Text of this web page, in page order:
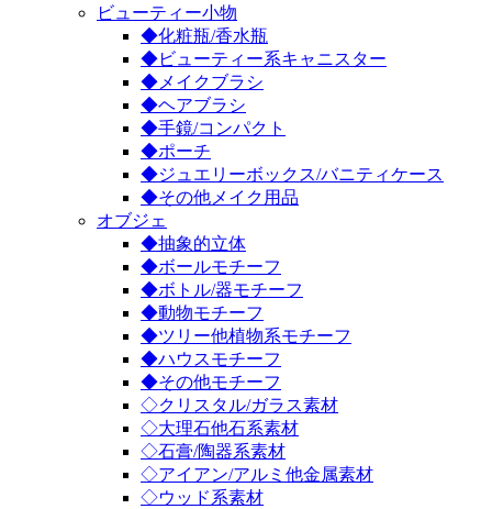
ビューティー小物
◆化粧瓶/香水瓶
◆ビューティー系キャニスター
◆メイクブラシ
◆ヘアブラシ
◆手鏡/コンパクト
◆ポーチ
◆ジュエリーボックス/バニティケース
◆その他メイク用品
オブジェ
◆抽象的立体
◆ボールモチーフ
◆ボトル/器モチーフ
◆動物モチーフ
◆ツリー他植物系モチーフ
◆ハウスモチーフ
◆その他モチーフ
◇クリスタル/ガラス素材
◇大理石他石系素材
◇石膏/陶器系素材
◇アイアン/アルミ他金属素材
◇ウッド系素材